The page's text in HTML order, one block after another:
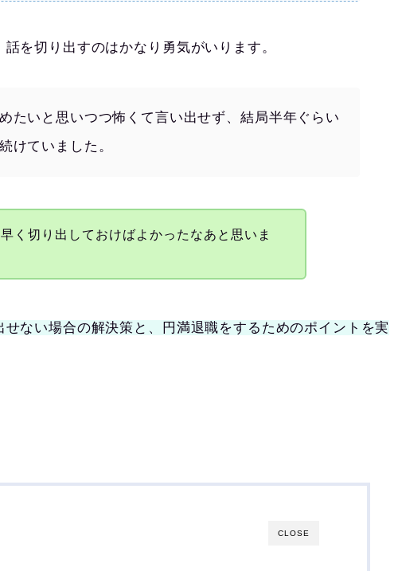
を切り出すのはかなり勇気がいります。
たいと思いつつ怖くて言い出せず、結局半年ぐらい
けていました。
く切り出しておけばよかったなあと思いま
ない場合の解決策と、円満退職をするためのポイントを実
CLOSE